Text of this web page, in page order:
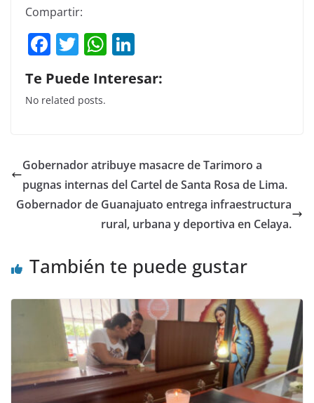
Compartir:
F
a
c
e
o
o
k
T
w
itt
er
W
h
at
p
p
k
n
Te Puede Interesar:
No related posts.
Gobernador atribuye masacre de Tarimoro a
pugnas internas del Cartel de Santa Rosa de Lima.
Gobernador de Guanajuato entrega infraestructura
rural, urbana y deportiva en Celaya.
También te puede gustar